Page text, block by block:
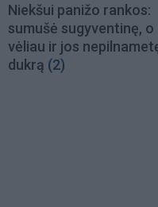
Niekšui panižo rankos:
sumušė sugyventinę, o
vėliau ir jos
dukrą (2)